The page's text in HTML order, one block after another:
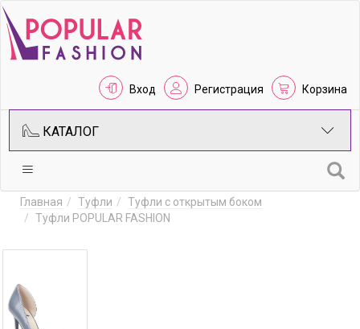
Вход Регистрация Корзина
КАТАЛОГ
Главная Туфли
Туфли с открытым боком
Туфли POPULAR FASHION